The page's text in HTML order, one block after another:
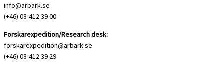
info@arbark.se
(+46) 08-412 39 00
Forskarexpedition/Research desk:
forskarexpedition@arbark.se
(+46) 08-412 39 29